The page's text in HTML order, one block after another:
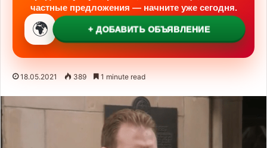
частные предложения — начните уже сегодня.
🌍 + ДОБАВИТЬ ОБЪЯВЛЕНИЕ
18.05.2021 389 1 minute read